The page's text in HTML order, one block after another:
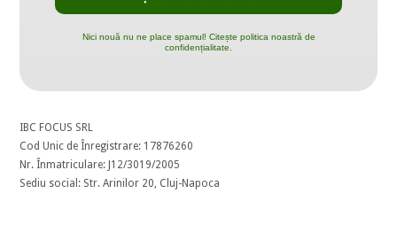
Nici nouă nu ne place spamul! Citește politica noastră de
confidențialitate.
IBC FOCUS SRL
Cod Unic de Înregistrare: 17876260
Nr. Înmatriculare: J12/3019/2005
Sediu social: Str. Arinilor 20, Cluj-Napoca